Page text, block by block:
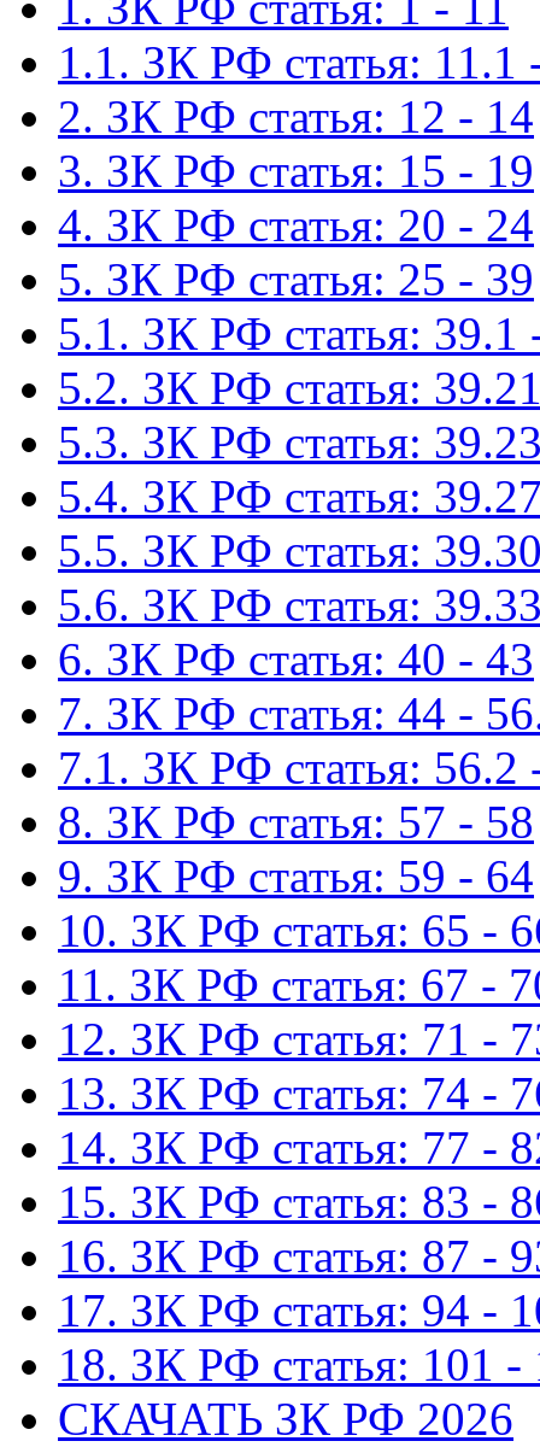
1.1. ЗК РФ статья: 11.1
2. ЗК РФ статья: 12 - 14
3. ЗК РФ статья: 15 - 19
4. ЗК РФ статья: 20 - 24
5. ЗК РФ статья: 25 - 39
5.1. ЗК РФ статья: 39.1
5.2. ЗК РФ статья:
5.3. ЗК РФ статья:
5.4. ЗК РФ статья:
5.5. ЗК РФ статья:
5.6. ЗК РФ статья:
6. ЗК РФ статья: 40 - 43
7. ЗК РФ статья: 44 -
7.1. ЗК РФ статья: 56.2
8. ЗК РФ статья: 57 - 58
9. ЗК РФ статья: 59 - 64
10. ЗК РФ статья: 65 -
11. ЗК РФ статья: 67 -
12. ЗК РФ статья: 71 -
13. ЗК РФ статья: 74 -
14. ЗК РФ статья: 77 -
15. ЗК РФ статья: 83 -
16. ЗК РФ статья: 87 -
17. ЗК РФ статья: 94 -
18. ЗК РФ статья: 101 -
СКАЧАТЬ ЗК РФ 2026